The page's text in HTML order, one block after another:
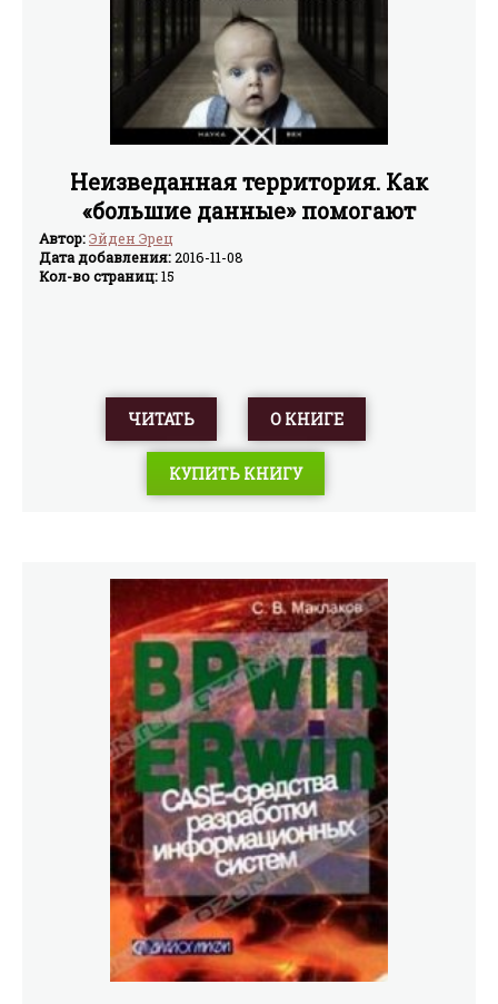
Неизведанная территория. Как
«большие данные» помогают
раскрывать тайны прошлого и
предсказывать бу
Автор:Эйден Эрец
Дата добавления:2016-11-08
Кол-во страниц:15
ЧИТАТЬ О КНИГЕ
КУПИТЬ КНИГУ